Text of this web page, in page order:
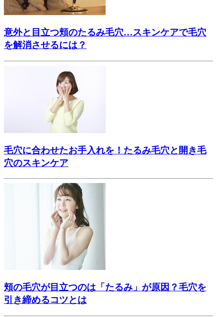
意外と目立つ頬のたるみ毛穴…スキンケアで毛穴
を解消させるには？
毛穴に合わせたお手入れを！たるみ毛穴と開き毛
穴のスキンケア
頬の毛穴が目立つのは「たるみ」が原因？毛穴を
引き締めるコツとは